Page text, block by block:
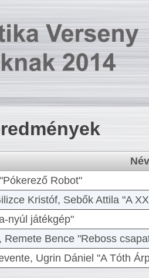
Név
Robot"
Kristóf, Sebők Attila "A
nyúl játékgép"
Remete Bence "Reboss
Ugrin Dániel "A Tóth